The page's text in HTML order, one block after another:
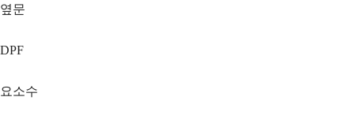
옆문
DPF
요소수